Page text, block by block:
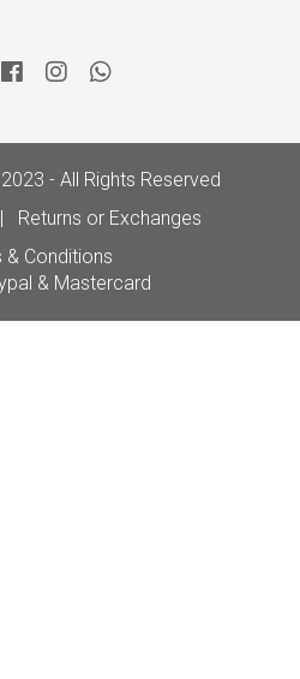
- All Rights Reserved
Returns or Exchanges
& Conditions